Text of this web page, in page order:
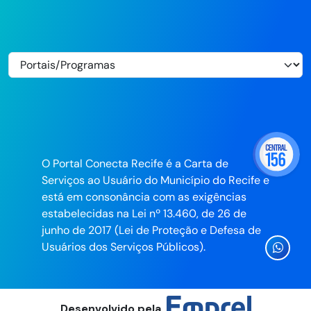
Ícone
O Portal Conecta Recife é a Carta de
Serviços ao Usuário do Município do Recife e
está em consonância com as exigências
estabelecidas na Lei nº 13.460, de 26 de
junho de 2017 (Lei de Proteção e Defesa de
Usuários dos Serviços Públicos).